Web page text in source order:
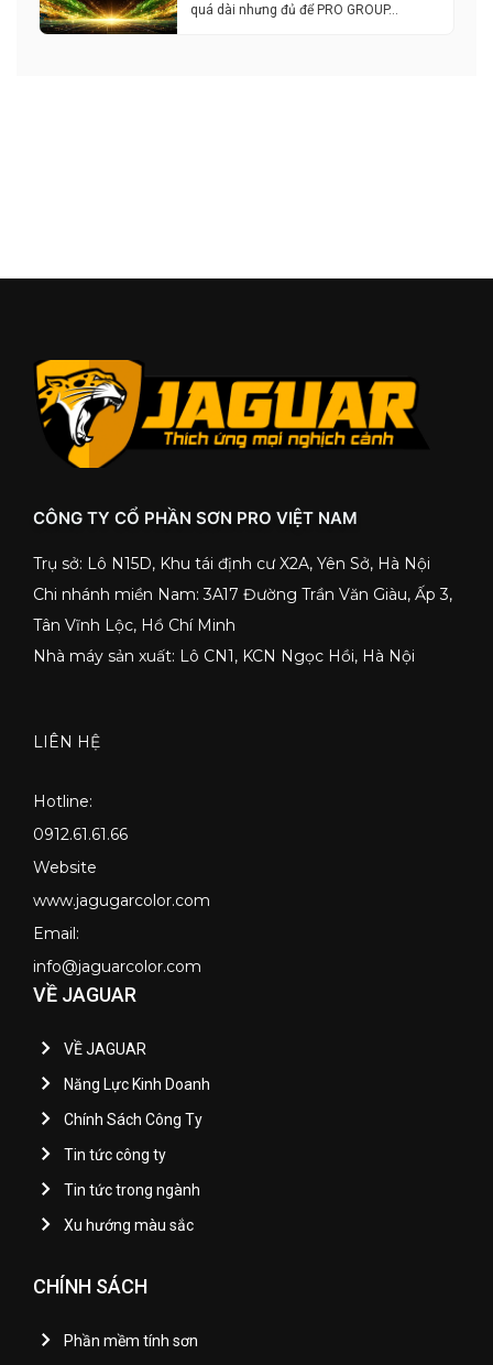
quá dài nhưng đủ để PRO GROUP…
CÔNG TY CỔ PHẦN SƠN PRO VIỆT NAM
Trụ sở: Lô N15D, Khu tái định cư X2A, Yên Sở, Hà Nội
Chi nhánh miền Nam: 3A17 Đường Trần Văn Giàu, Ấp 3,
Tân Vĩnh Lộc, Hồ Chí Minh
Nhà máy sản xuất: Lô CN1, KCN Ngọc Hồi, Hà Nội
LIÊN HỆ
Hotline:
0912.61.61.66
Website
www.jagugarcolor.com
Email:
info@jaguarcolor.com
VỀ JAGUAR
VỀ JAGUAR
Năng Lực Kinh Doanh
Chính Sách Công Ty
Tin tức công ty
Tin tức trong ngành
Xu hướng màu sắc
CHÍNH SÁCH
Phần mềm tính sơn